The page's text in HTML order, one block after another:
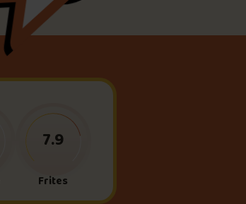
Frites
7.9